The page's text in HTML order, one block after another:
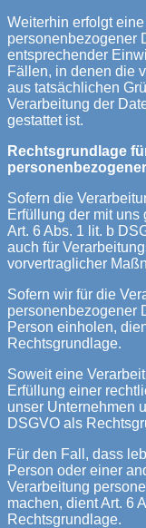
Weiterhin erfolgt
personenbezogener
entsprechender
Fällen, in denen die
aus tatsächlichen
Verarbeitung der
gestattet ist.
Rechtsgrundlage
Sofern die
Erfüllung der mit uns
Art. 6 Abs. 1 lit. b
auch für
vorvertraglicher
Sofern wir für die
personenbezogener
Person einholen,
Rechtsgrundlage.
Soweit eine
Erfüllung einer
unser Unternehmen
DSGVO als
Für den Fall, dass
Person oder einer
Verarbeitung
machen, dient Art. 6
Rechtsgrundlage.